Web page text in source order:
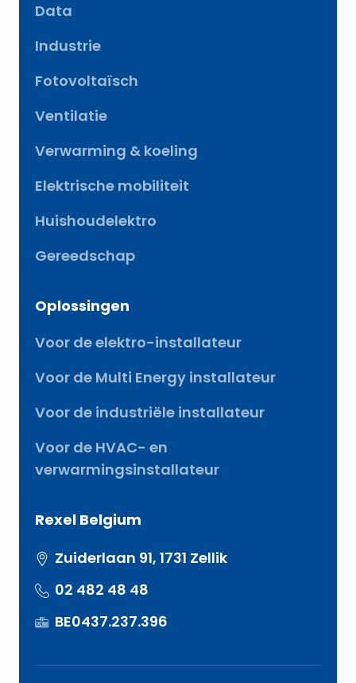
Data
Industrie
Fotovoltaïsch
Ventilatie
Verwarming & koeling
Elektrische mobiliteit
Huishoudelektro
Gereedschap
Oplossingen
Voor de elektro-installateur
Voor de Multi Energy installateur
Voor de industriële installateur
Voor de HVAC- en
verwarmingsinstallateur
Rexel Belgium
Zuiderlaan 91, 1731 Zellik
02 482 48 48
BE0437.237.396